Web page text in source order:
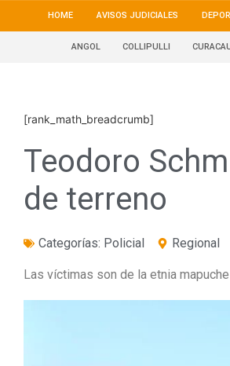
HOME AVISOS JUDICIALES
ANGOL COLLIPULLI
[rank_math_breadcrumb]
Teodoro
de terreno
Categorías: Policial Regional
Las víctimas son de la etnia